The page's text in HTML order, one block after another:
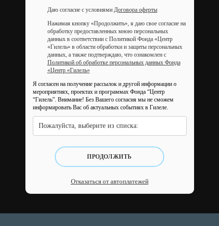
Даю согласие с условиями Договора оферты
Нажимая кнопку «Продолжить», я даю свое согласие на
обработку предоставленных мною персональных
данных в соответствии с Политикой Фонда «Центр
«Гилель» в области обработки и защиты персональных
данных, а также подтверждаю, что ознакомлен с
Политикой об обработке персональных данных Фонда
«Центр «Гилель»
Я согласен на получение рассылок и другой информации о
мероприятиях, проектах и программах Фонда “Центр
“Гилель”. Внимание! Без Вашего согласия мы не сможем
информировать Вас об актуальных событиях в Гилеле.
Пожалуйста, выберите из списка:
ПРОДОЛЖИТЬ
Отказаться от автоплатежей